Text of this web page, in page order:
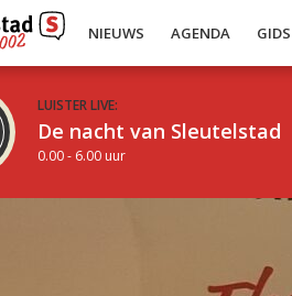
NIEUWS AGENDA GIDS
LUISTER LIVE:
De nacht van Sleutelstad
0.00 - 6.00 uur